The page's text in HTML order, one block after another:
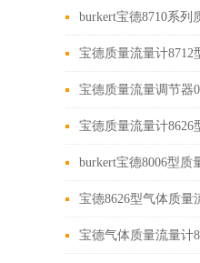
量测量仪
burkert宝德8710系列
介
宝德质量流量计8712
介
宝德质量流量调节器
宝德质量流量计8626
货
burkert宝德8006型质
宝德8626型气体质量
料
宝德气体质量流量计